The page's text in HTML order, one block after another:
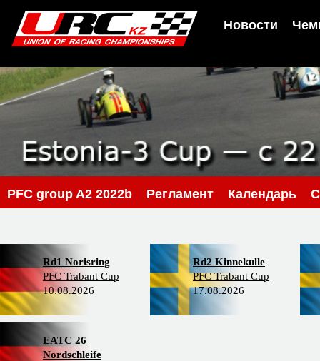
Новости
PFС group A2 2022b Регламент Календарь
Rd1 Norisring
PFC Trabant Cup
10.08.2026
Rd2 Kinnekulle
PFC Trabant Cup
17.08.2026
EATC 26
Nordschleife